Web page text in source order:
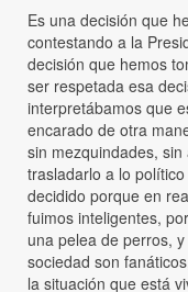
Es una decisión que
contestando a la
decisión que hemos
ser respetada esa
interpretábamos que
encarado de otra
sin mezquindades,
trasladarlo a lo
decidido porque en
fuimos inteligentes,
una pelea de perros,
sociedad son
la situación que está